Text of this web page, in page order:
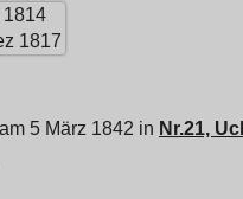
1814
1817
5 März 1842 in Nr.21,